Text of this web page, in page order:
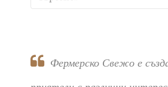
Фермерско Свежо е